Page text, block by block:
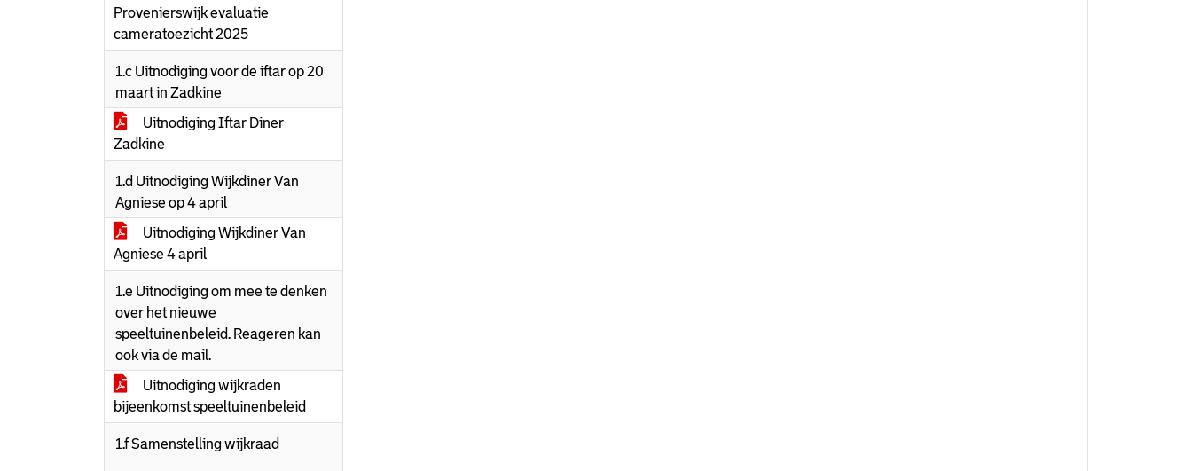
Provenierswijk evaluatie
cameratoezicht 2025
1.c Uitnodiging voor de iftar op 20
maart in Zadkine
Uitnodiging Iftar Diner
Zadkine
1.d Uitnodiging Wijkdiner Van
Agniese op 4 april
Uitnodiging Wijkdiner Van
Agniese 4 april
1.e Uitnodiging om mee te denken
over het nieuwe
speeltuinenbeleid. Reageren kan
ook via de mail.
Uitnodiging wijkraden
bijeenkomst speeltuinenbeleid
1.f Samenstelling wijkraad